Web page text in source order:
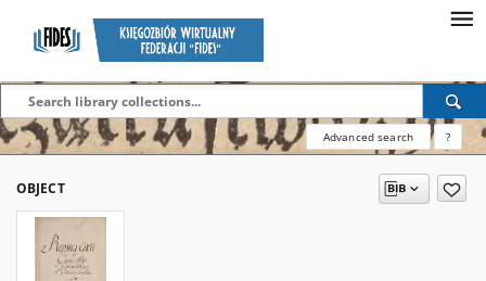
Advanced search ?
OBJECT